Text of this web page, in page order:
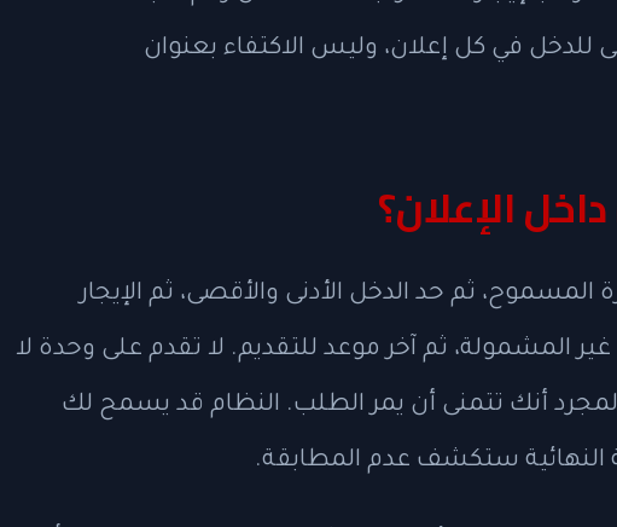
للدخل في كل إعلان، وليس الاكتفاء بعنوان
الإعلان؟
المسموح، ثم حد الدخل الأدنى والأقصى، ثم الإيجار
المشمولة، ثم آخر موعد للتقديم. لا تقدم على وحدة لا
أنك تتمنى أن يمر الطلب. النظام قد يسمح لك
النهائية ستكشف عدم المطابقة.